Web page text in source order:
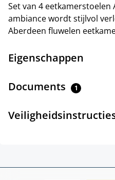
Set van 4 eetkamerstoelen
ambiance wordt stijlvol
Aberdeen fluwelen
Eigenschappen
Documents 1